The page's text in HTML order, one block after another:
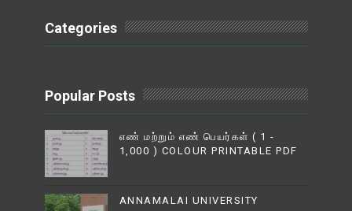
Categories
Popular Posts
எண் மற்றும் எண் பெயர்கள் ( 1 -
1,000 ) COLOUR PRINTABLE PDF
ANNAMALAI UNIVERSITY